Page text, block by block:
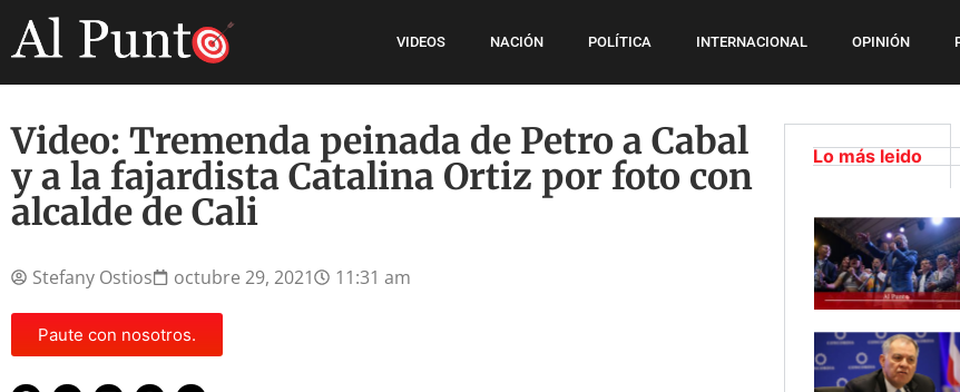
VIDEOS NACIÓN POLÍTICA INTERNACIONAL OPINIÓN
Video: Tremenda peinada de Petro a Cabal
y a la fajardista Catalina Ortiz por foto con
alcalde de Cali
Stefany Ostios octubre 29, 2021 11:31 am
Paute con nosotros.
Lo más leido